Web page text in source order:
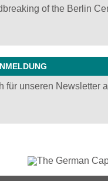
of the Berlin
für unseren Newsletter